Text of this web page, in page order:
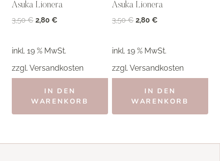
Asuka Lionera
3,50€ Ursprünglicher
3,50 €
2,80 €
2,80 €.
inkl. 19 % MwSt.
zzgl. Versandkosten
IN DEN
WARENKORB
Asuka Lionera
3,50€ Ursprünglicher
3,50 €
2,80 €
2,80 €.
inkl. 19 % MwSt.
zzgl. Versandkosten
IN DEN
WARENKORB